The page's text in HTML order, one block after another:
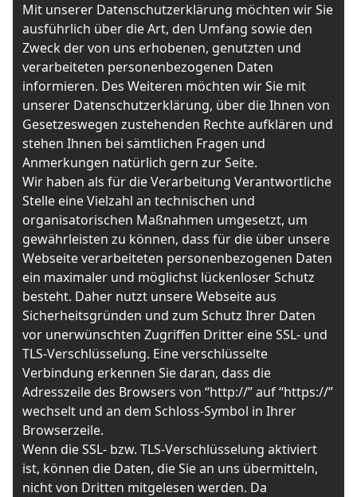
Mit unserer Datenschutzerklärung möchten wir Sie
ausführlich über die Art, den Umfang sowie den
Zweck der von uns erhobenen, genutzten und
verarbeiteten personenbezogenen Daten
informieren. Des Weiteren möchten wir Sie mit
unserer Datenschutzerklärung, über die Ihnen von
Gesetzeswegen zustehenden Rechte aufklären und
stehen Ihnen bei sämtlichen Fragen und
Anmerkungen natürlich gern zur Seite.
Wir haben als für die Verarbeitung Verantwortliche
Stelle eine Vielzahl an technischen und
organisatorischen Maßnahmen umgesetzt, um
gewährleisten zu können, dass für die über unsere
Webseite verarbeiteten personenbezogenen Daten
ein maximaler und möglichst lückenloser Schutz
besteht. Daher nutzt unsere Webseite aus
Sicherheitsgründen und zum Schutz Ihrer Daten
vor unerwünschten Zugriffen Dritter eine SSL- und
TLS-Verschlüsselung. Eine verschlüsselte
Verbindung erkennen Sie daran, dass die
Adresszeile des Browsers von “http://” auf “https://”
wechselt und an dem Schloss-Symbol in Ihrer
Browserzeile.
Wenn die SSL- bzw. TLS-Verschlüsselung aktiviert
ist, können die Daten, die Sie an uns übermitteln,
nicht von Dritten mitgelesen werden. Da